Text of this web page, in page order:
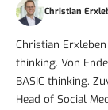
Christian
Christian
thinking. Von
BASIC thinking.
Head of Social